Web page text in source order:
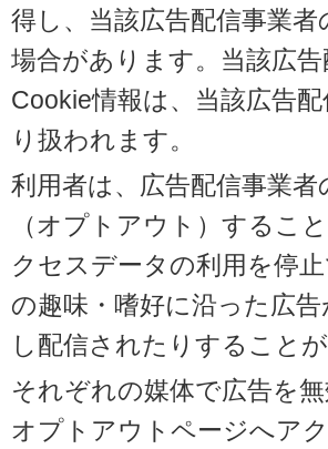
得し、当該広告配信事業
場合があります。当該広
Cookie情報は、当該広告
り扱われます。
利用者は、広告配信事業
（オプトアウト）するこ
クセスデータの利用を停
の趣味・嗜好に沿った広
し配信されたりすることが
それぞれの媒体で広告を
オプトアウトページへア